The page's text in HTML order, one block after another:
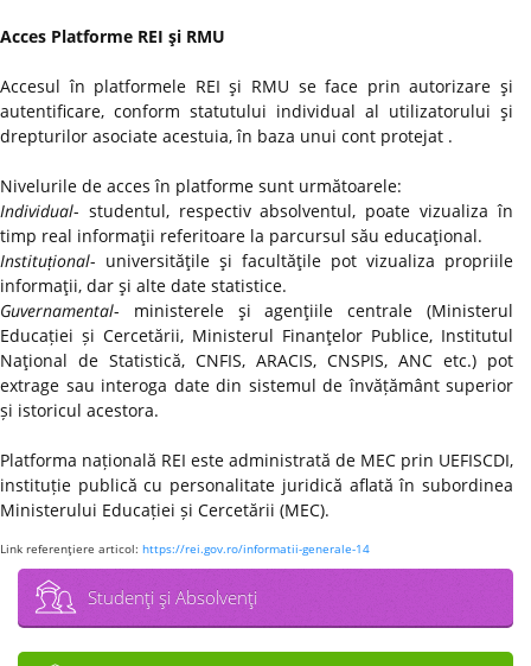
Acces Platforme REI şi RMU
Accesul în platformele REI şi RMU se face prin autorizare şi
autentificare, conform statutului individual al utilizatorului şi
drepturilor asociate acestuia, în baza unui cont protejat .
Nivelurile de acces în platforme sunt următoarele:
Individual- studentul, respectiv absolventul, poate vizualiza în
timp real informaţii referitoare la parcursul său educaţional.
Instituțional- universităţile şi facultăţile pot vizualiza propriile
informaţii, dar şi alte date statistice.
Guvernamental- ministerele şi agenţiile centrale (Ministerul
Educației și Cercetării, Ministerul Finanţelor Publice, Institutul
Naţional de Statistică, CNFIS, ARACIS, CNSPIS, ANC etc.) pot
extrage sau interoga date din sistemul de învățământ superior
și istoricul acestora.
Platforma națională REI este administrată de MEC prin UEFISCDI,
instituție publică cu personalitate juridică aflată în subordinea
Ministerului Educației și Cercetării (MEC).
Link referenţiere articol: https://rei.gov.ro/informatii-generale-14
Studenţi şi Absolvenţi